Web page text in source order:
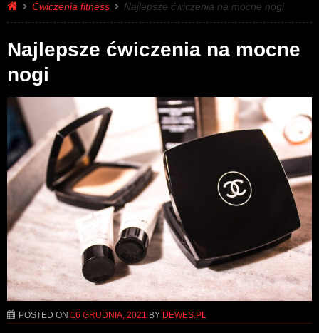
Ćwiczenia fitness Najlepsze ćwiczenia na mocne nogi
Najlepsze ćwiczenia na mocne
nogi
POSTED ON 16 GRUDNIA, 2021 BY DEWES.PL